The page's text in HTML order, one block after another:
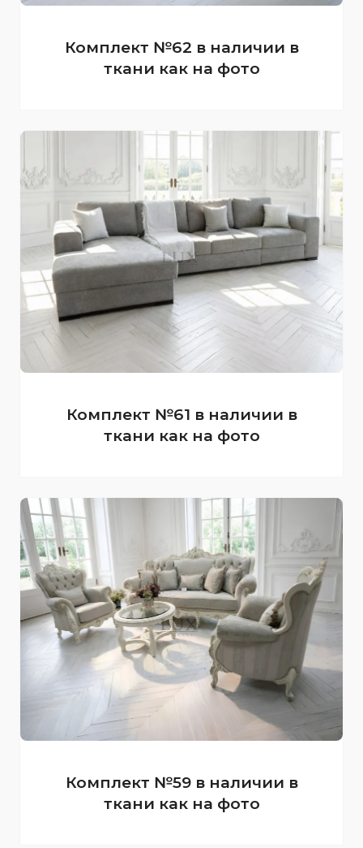
Комплект №62 в наличии в
ткани как на фото
Комплект №61 в наличии в
ткани как на фото
Комплект №59 в наличии в
ткани как на фото